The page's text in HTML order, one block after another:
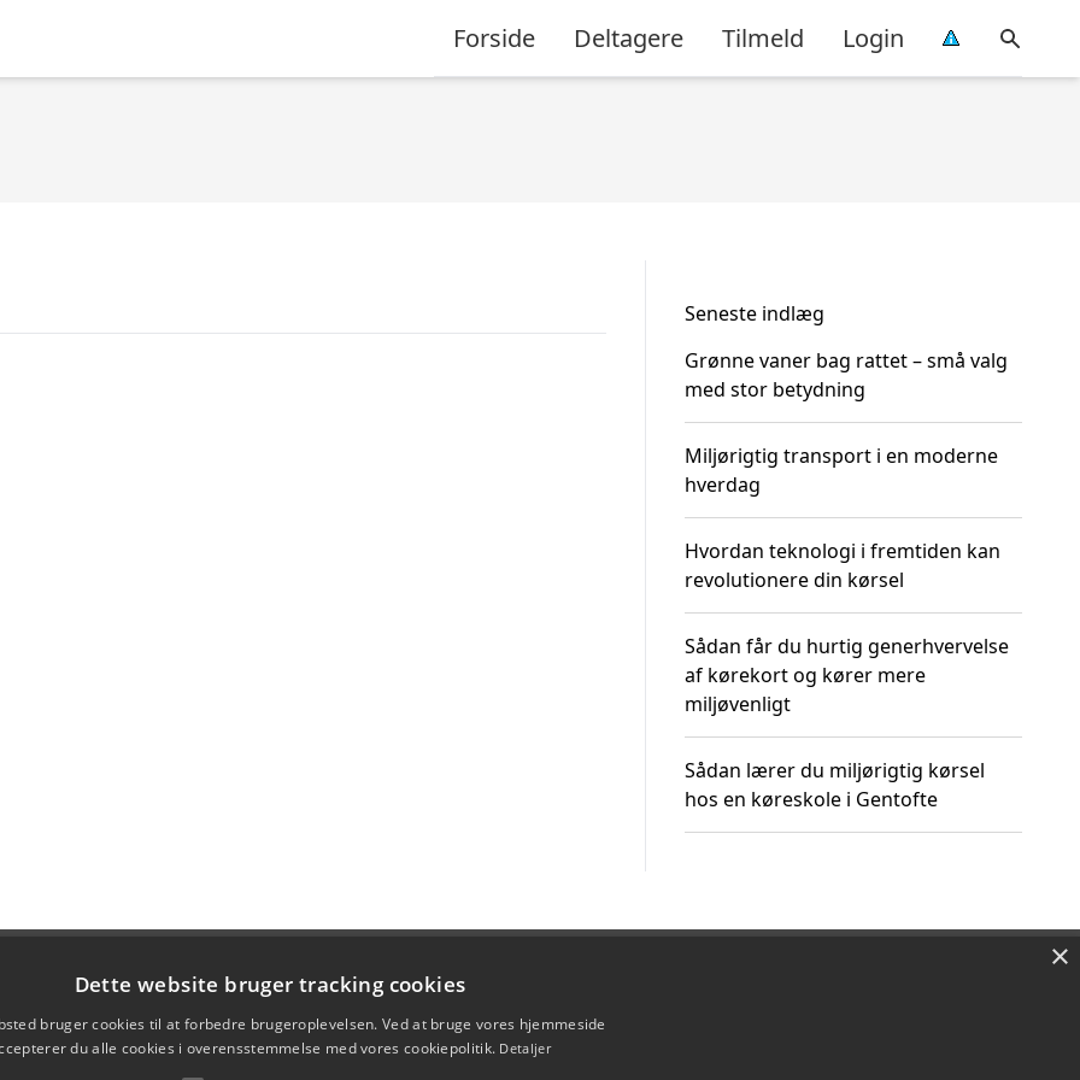
Forside Deltagere Tilmeld Login
Seneste indlæg
Grønne vaner bag rattet – små valg
med stor betydning
Miljørigtig transport i en moderne
hverdag
Hvordan teknologi i fremtiden kan
revolutionere din kørsel
Sådan får du hurtig generhvervelse
af kørekort og kører mere
miljøvenligt
Sådan lærer du miljørigtig kørsel
hos en køreskole i Gentofte
×
Dette website bruger tracking cookies
bruger cookies til at forbedre brugeroplevelsen. Ved at bruge vores hjemmeside
du alle cookies i overensstemmelse med vores cookiepolitik. Detaljer